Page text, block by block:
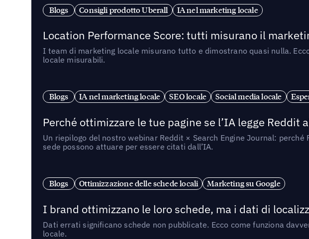
Blogs Consigli prodotto Uberall IA nel marketing locale
Location Performance Score: tutti misurano il
I team di marketing locale misurano tutto e dimostrano quasi nulla.
locale misurabili.
Blogs IA nel marketing locale SEO locale Social media locale
Perché ottimizzare le tue pagine se l’IA legge Reddit
Un riepilogo del nostro webinar Reddit × Search Engine Journal:
sede possono attuare per essere citati dall’IA.
Blogs Ottimizzazione delle schede locali Marketing su Google
I brand ottimizzano le loro schede, ma i dati di
Dati errati significano schede non pubblicate. Ecco come funziona
locale.